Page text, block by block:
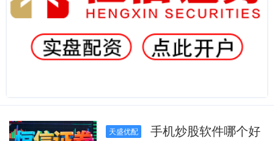
天盛优配
手机炒股软件哪个好